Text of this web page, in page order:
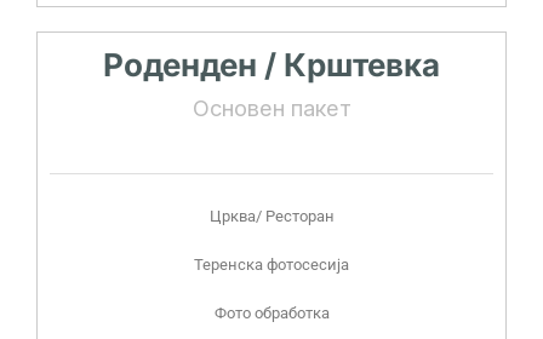
Роденден / Крштевка
Основен пакет
Црква/ Ресторан
Теренска фотосесија
Фото обработка